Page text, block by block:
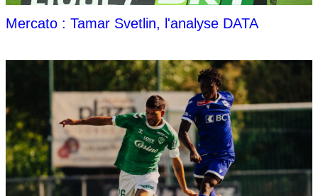
Mercato : Tamar Svetlin, l'analyse DATA